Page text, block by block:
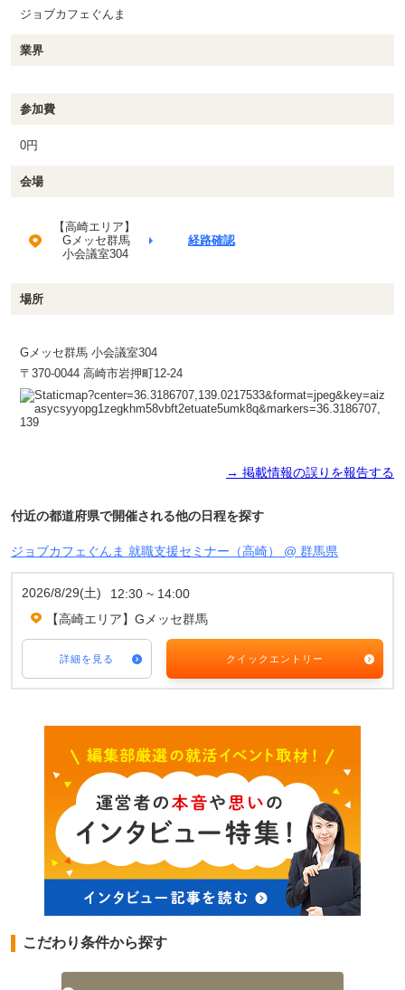
ジョブカフェぐんま
業界
参加費
0円
会場
【高崎エリア】
Gメッセ群馬
小会議室304
経路確認
場所
Gメッセ群馬 小会議室304
〒370-0044 高崎市岩押町12-24
→ 掲載情報の誤りを報告する
付近の都道府県で開催される他の日程を探す
ジョブカフェぐんま 就職支援セミナー（高崎） @ 群馬県
2026/8/29(土)
12:30 ~ 14:00
【高崎エリア】Gメッセ群馬
詳細を見る クイックエントリー
こだわり条件から探す